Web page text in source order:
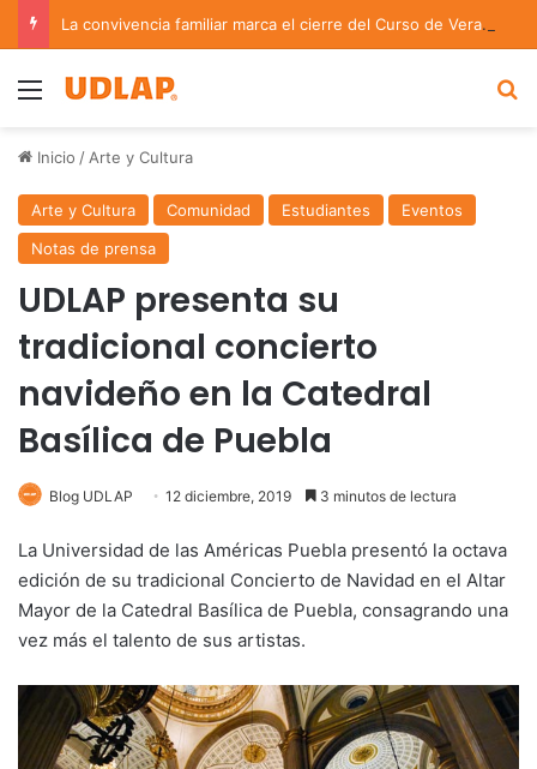
La convivencia familiar marca el cierre del Curso de Verano de Escuelas Aztecas
Menu
Inicio / Arte y Cultura
Arte y Cultura Comunidad Estudiantes
Eventos
Notas de prensa
UDLAP presenta su
tradicional concierto
navideño en la Catedral
Basílica de Puebla
Blog UDLAP 12 diciembre, 2019 3 minutos de lectura
La Universidad de las Américas Puebla presentó la octava
edición de su tradicional Concierto de Navidad en el Altar
Mayor de la Catedral Basílica de Puebla, consagrando una
vez más el talento de sus artistas.